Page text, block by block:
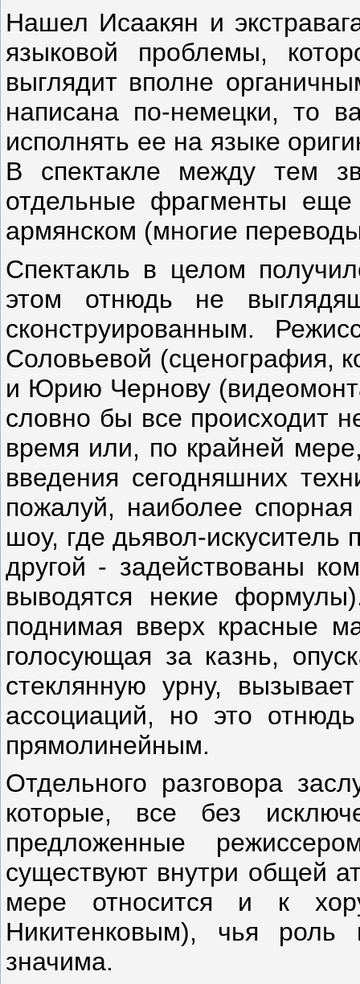
Нашел Исаакян и
языковой проблемы,
выглядит вполне
написана по-немецки, то
исполнять ее на языке
В спектакле между тем
отдельные фрагменты
армянском (многие
Спектакль в целом
этом отнюдь не
сконструированным.
Соловьевой (сценография,
и Юрию Чернову
словно бы все происходит
время или, по крайней
введения сегодняшних
пожалуй, наиболее
шоу, где дьявол-искуситель
другой - задействованы
выводятся некие
поднимая вверх красные
голосующая за казнь,
стеклянную урну,
ассоциаций, но это
прямолинейным.
Отдельного разговора
которые, все без
предложенные
существуют внутри общей
мере относится и к
Никитенковым), чья
значима.